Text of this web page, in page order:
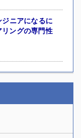
ニアになるに
ングの専門性